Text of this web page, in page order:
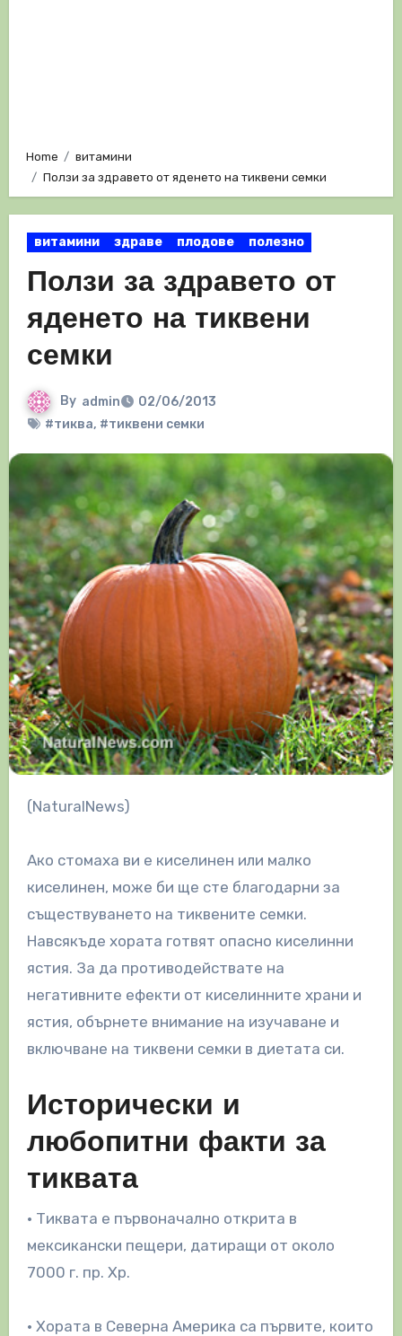
Home
витамини
Ползи за здравето от яденето на тиквени семки
витамини здраве плодове полезно
Ползи за здравето от
яденето на тиквени
семки
By admin
02/06/2013
#тиква, #тиквени семки
(NaturalNews)
Ако стомаха ви е киселинен или малко
киселинен, може би ще сте благодарни за
съществуването на тиквените семки.
Навсякъде хората готвят опасно киселинни
ястия. За да противодействате на
негативните ефекти от киселинните храни и
ястия, обърнете внимание на изучаване и
включване на тиквени семки в диетата си.
Исторически и
любопитни факти за
тиквата
• Тиквата е първоначално открита в
мексикански пещери, датиращи от около
7000 г. пр. Хр.
• Хората в Северна Америка са първите, които